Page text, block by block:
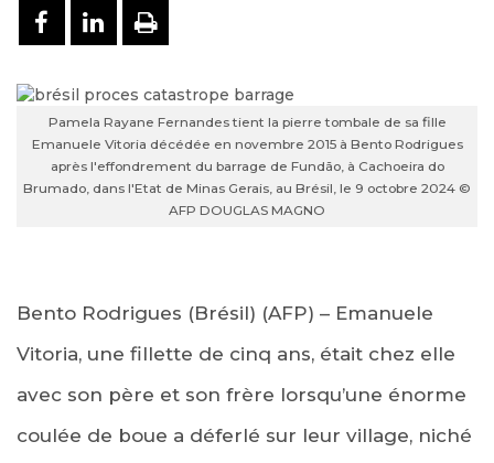
PARTAGER SUR FACEBOOK
PARTAGER SUR LINKEDIN
IMPRIMER
Pamela Rayane Fernandes tient la pierre tombale de sa fille
Emanuele Vitoria décédée en novembre 2015 à Bento Rodrigues
après l'effondrement du barrage de Fundão, à Cachoeira do
Brumado, dans l'Etat de Minas Gerais, au Brésil, le 9 octobre 2024 ©
AFP DOUGLAS MAGNO
Bento Rodrigues (Brésil) (AFP) – Emanuele
Vitoria, une fillette de cinq ans, était chez elle
avec son père et son frère lorsqu’une énorme
coulée de boue a déferlé sur leur village, niché